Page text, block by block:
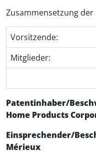
Zusammensetzung der
Vorsitzende:
Mitglieder:
Patentinhaber/
Home Products
Einsprechender/
Mérieux